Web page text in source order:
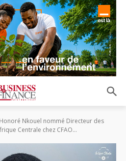
Honoré Nkouel nommé Directeur des
Centrale chez CFAO...